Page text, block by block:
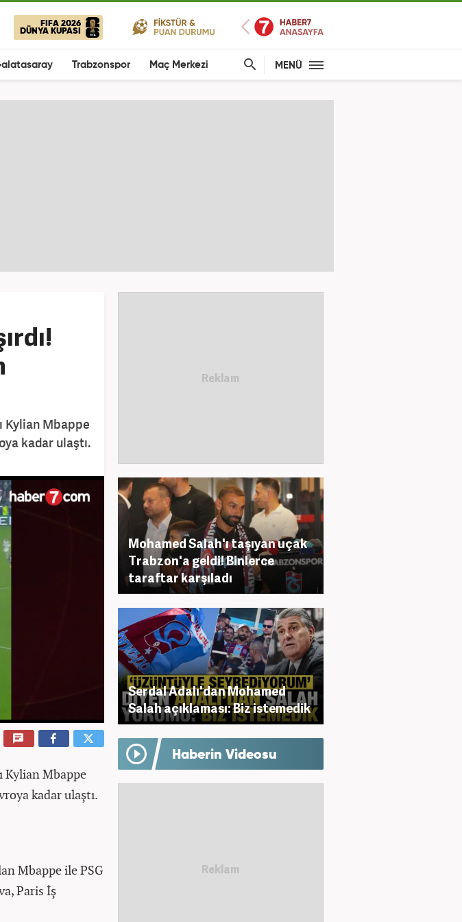
FIFA 2026
DÜNYA KUPASI
Trabzonspor Maç Merkezi MENÜ
Kylian Mbappe
kadar ulaştı.
Kylian Mbappe
kadar ulaştı.
Mbappe ile PSG
Paris İş
Mohamed Salah'ı taşıyan uçak
Trabzon'a geldi! Binlerce
taraftar karşıladı
Serdal Adalı'dan Mohamed
Salah açıklaması: Biz istemedik
Haberin Videosu